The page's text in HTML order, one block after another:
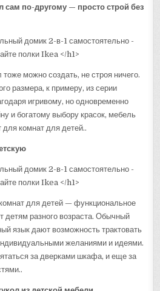
сам по-другому — просто строй без
можно создать, не строя ничего.
размера, к примеру, из серии
игривому, но одновременно
и богатому выбору красок, мебель
комнат для детей..
для детей — функциональное
детям разного возраста. Обычный
язык дают возможность трактовать
желаниями и идеями.
за дверками шкафа, и еще за